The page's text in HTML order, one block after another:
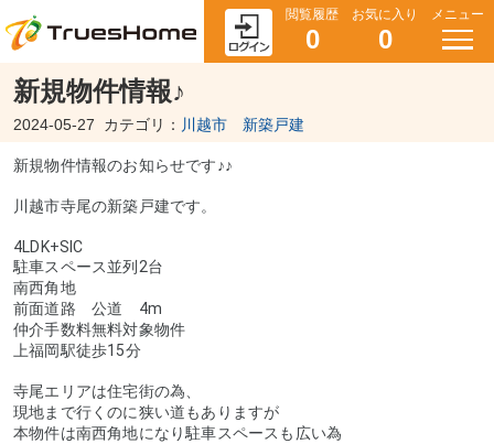
閲覧履歴
0
お気に入り
0
メニュー
新規物件情報♪
2024-05-27 カテゴリ： 川越市 新築戸建
新規物件情報のお知らせです♪♪
川越市寺尾の新築戸建です。
4LDK+SIC
駐車スペース並列2台
南西角地
前面道路 公道 4m
仲介手数料無料対象物件
上福岡駅徒歩15分
寺尾エリアは住宅街の為、
現地まで行くのに狭い道もありますが
本物件は南西角地になり駐車スペースも広い為